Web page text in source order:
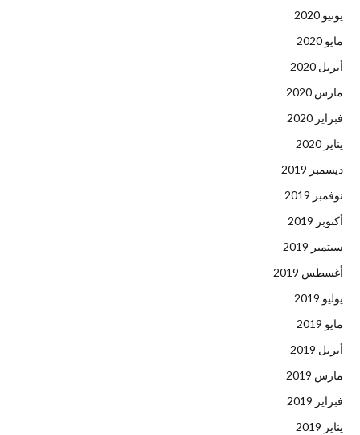
يونيو 2020
مايو 2020
أبريل 2020
مارس 2020
فبراير 2020
يناير 2020
ديسمبر 2019
نوفمبر 2019
أكتوبر 2019
سبتمبر 2019
أغسطس 2019
يوليو 2019
مايو 2019
أبريل 2019
مارس 2019
فبراير 2019
يناير 2019